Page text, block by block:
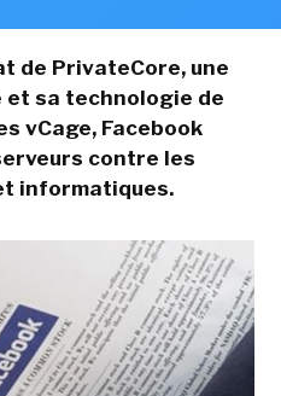
de PrivateCore, une
sa technologie de
vCage, Facebook
contre les
informatiques.